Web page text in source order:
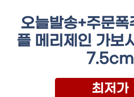
오늘발송+주문폭
플 메리제인 가보
7.5cm
최저가